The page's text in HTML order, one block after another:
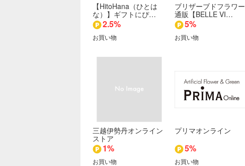
【HitoHana（ひとは
な）】ギフトにぴ…
2.5%
お買い物
ブリザーブドフラワー
通販【BELLE VI…
5%
お買い物
三越伊勢丹オンライン
ストア
1%
お買い物
プリマオンライン
5%
お買い物